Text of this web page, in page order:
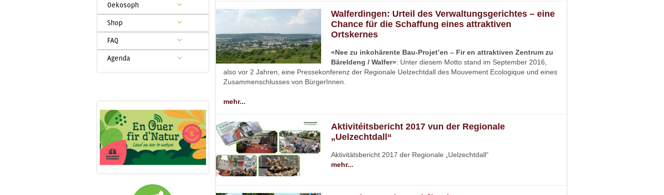
Oekosoph
Shop
FAQ
Agenda
Walferdingen: Urteil des Verwaltungsgerichtes – eine
Chance für die Schaffung eines attraktiven
Ortskernes
«Nee zu inkohärente Bau-Projet’en – Fir en attraktiven Zentrum zu
Bäreldeng / Walfer»: Unter diesem Motto stand im September 2016,
also vor 2 Jahren, eine Pressekonferenz der Regionale Uelzechtdall des Mouvement Ecologique und eines
Zusammenschlusses von BürgerInnen.
mehr...
Aktivitéitsbericht 2017 vun der Regionale
„Uelzechtdall“
Aktivitätsbericht 2017 der Regionale „Uelzechtdall“
mehr...